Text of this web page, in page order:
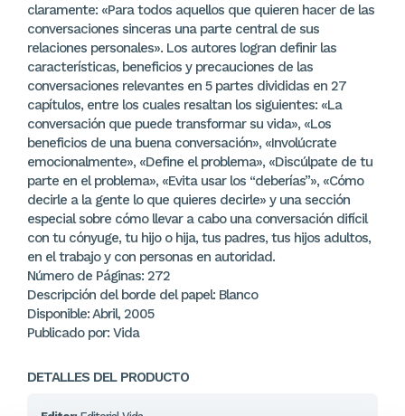
claramente: «Para todos aquellos que quieren hacer de las
conversaciones sinceras una parte central de sus
relaciones personales». Los autores logran definir las
características, beneficios y precauciones de las
conversaciones relevantes en 5 partes divididas en 27
capítulos, entre los cuales resaltan los siguientes: «La
conversación que puede transformar su vida», «Los
beneficios de una buena conversación», «Involúcrate
emocionalmente», «Define el problema», «Discúlpate de tu
parte en el problema», «Evita usar los “deberías”», «Cómo
decirle a la gente lo que quieres decirle» y una sección
especial sobre cómo llevar a cabo una conversación difícil
con tu cónyuge, tu hijo o hija, tus padres, tus hijos adultos,
en el trabajo y con personas en autoridad.
Número de Páginas: 272
Descripción del borde del papel: Blanco
Disponible: Abril, 2005
Publicado por: Vida
DETALLES DEL PRODUCTO